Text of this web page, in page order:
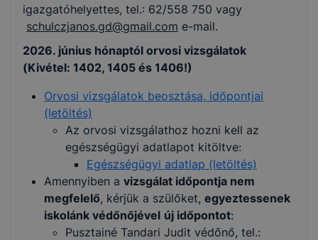
igazgatóhelyettes, tel.: 62/558 750 vagy
schulczjanos.gd@gmail.com e-mail.
2026. június hónaptól orvosi vizsgálatok
(Kivétel: 1402, 1405 és 1406!)
Orvosi vizsgálatok beosztása, időpontjai
(letöltés)
Az orvosi vizsgálathoz hozni kell az
egészségügyi adatlapot kitöltve:
Egészségügyi adatlap (letöltés)
Amennyiben a vizsgálat időpontja nem
megfelelő, kérjük a szülőket, egyeztessenek
iskolánk védőnőjével új időpontot:
Pusztainé Tandari Judit védőnő, tel.: